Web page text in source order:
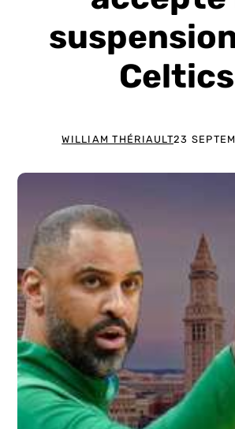
Celtics
WILLIAM THÉRIAULT23